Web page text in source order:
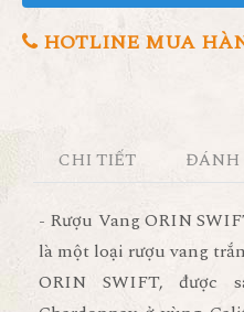
HOTLINE MUA
CHI TIẾT ĐÁNH
- Rượu Vang ORIN
là một loại rượu vang
ORIN SWIFT, được